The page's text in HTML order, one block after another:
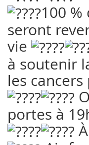
100
seront
vie
à soutenir
les
portes à